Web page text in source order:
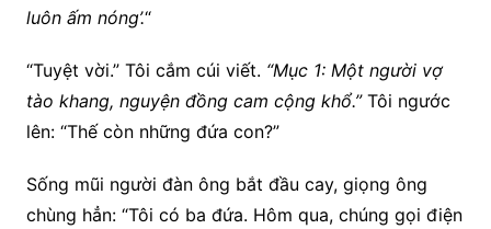
luôn ấm nóng’.“
“Tuyệt vời.” Tôi cắm cúi viết. “Mục 1: Một người vợ
tào khang, nguyện đồng cam cộng khổ.”Tôi ngước
lên: “Thế còn những đứa con?”
Sống mũi người đàn ông bắt đầu cay, giọng ông
chùng hẳn: “Tôi có ba đứa. Hôm qua, chúng gọi điện